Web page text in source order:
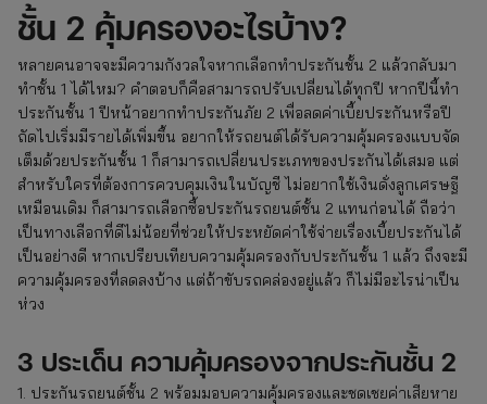
ชั้น 2 คุ้มครองอะไรบ้าง?
หลายคนอาจจะมีความกังวลใจหากเลือกทำประกันชั้น 2 แล้วกลับมา
ทำชั้น 1 ได้ไหม? คำตอบก็คือสามารถปรับเปลี่ยนได้ทุกปี หากปีนี้ทำ
ประกันชั้น 1 ปีหน้าอยากทำประกันภัย 2 เพื่อลดค่าเบี้ยประกันหรือปี
ถัดไปเริ่มมีรายได้เพิ่มขึ้น อยากให้รถยนต์ได้รับความคุ้มครองแบบจัด
เต็มด้วยประกันชั้น 1 ก็สามารถเปลี่ยนประเภทของประกันได้เสมอ แต่
สำหรับใครที่ต้องการควบคุมเงินในบัญชี ไม่อยากใช้เงินดั่งลูกเศรษฐี
เหมือนเดิม ก็สามารถเลือกซื้อประกันรถยนต์ชั้น 2 แทนก่อนได้ ถือว่า
เป็นทางเลือกที่ดีไม่น้อยที่ช่วยให้ประหยัดค่าใช้จ่ายเรื่องเบี้ยประกันได้
เป็นอย่างดี หากเปรียบเทียบความคุ้มครองกับประกันชั้น 1 แล้ว ถึงจะมี
ความคุ้มครองที่ลดลงบ้าง แต่ถ้าขับรถคล่องอยู่แล้ว ก็ไม่มีอะไรน่าเป็น
ห่วง
3 ประเด็น ความคุ้มครองจากประกันชั้น 2
1. ประกันรถยนต์ชั้น 2 พร้อมมอบความคุ้มครองและชดเชยค่าเสียหาย